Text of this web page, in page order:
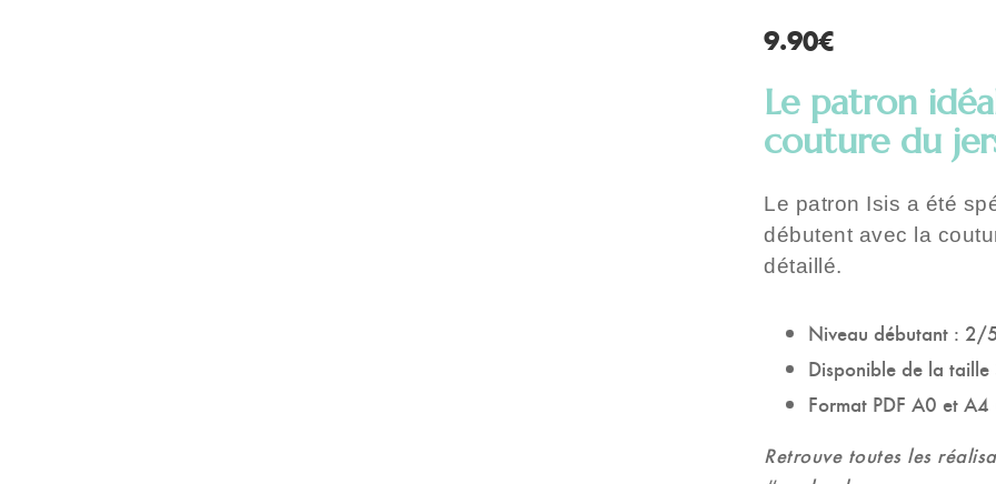
9.90€
Le patron
couture du
Le patron Isis a été
débutent avec la
détaillé.
Niveau débutant : 2/
Disponible de la
Format PDF A0 et
Retrouve toutes les